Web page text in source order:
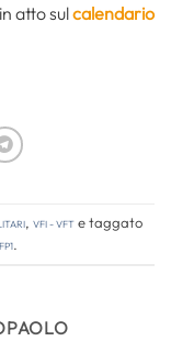
atto sulcalendario
, VFI - VFTe taggato
.